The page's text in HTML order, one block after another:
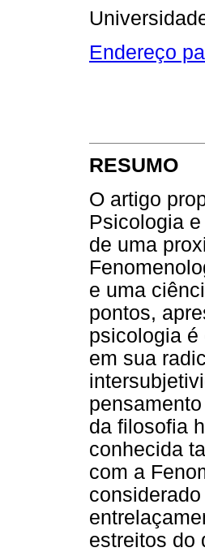
Endereço
RESUMO
O artigo
Psicologia
de uma
e uma
pontos,
psicologia é
em sua
da filosofia
conhecida
com a
estreitos do